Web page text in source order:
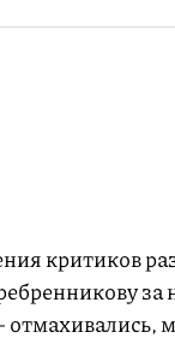
критиков
за